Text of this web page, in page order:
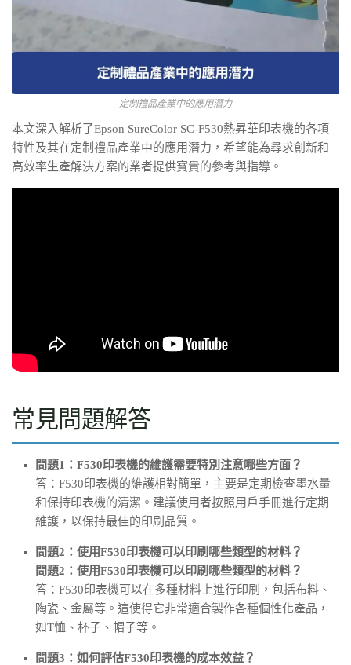
定制禮品產業中的應用潛力
本文深入解析了Epson SureColor SC-F530熱昇華印表機的各項
特性及其在定制禮品產業中的應用潛力，希望能為尋求創新和
高效率生產解決方案的業者提供寶貴的參考與指導。
常見問題解答
問題1：F530印表機的維護需要特別注意哪些方面？
答：F530印表機的維護相對簡單，主要是定期檢查墨水量
和保持印表機的清潔。建議使用者按照用戶手冊進行定期
維護，以保持最佳的印刷品質。
問題2：使用F530印表機可以印刷哪些類型的材料？
問題2：使用F530印表機可以印刷哪些類型的材料？
答：F530印表機可以在多種材料上進行印刷，包括布料、
陶瓷、金屬等。這使得它非常適合製作各種個性化產品，
如T恤、杯子、帽子等。
問題3：如何評估F530印表機的成本效益？